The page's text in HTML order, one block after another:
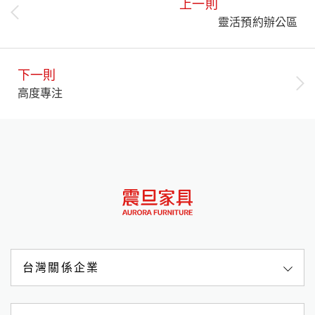
上一則
靈活預約辦公區
下一則
高度專注
台灣關係企業